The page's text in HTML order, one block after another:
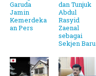
Garuda
Jamin
Kemerdeka
an Pers
dan Tunjuk
Abdul
Rasyid
Zaenal
sebagai
Sekjen Baru